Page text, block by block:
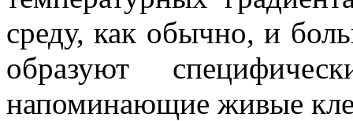
среду, как обычно, и
образуют
напоминающие живые